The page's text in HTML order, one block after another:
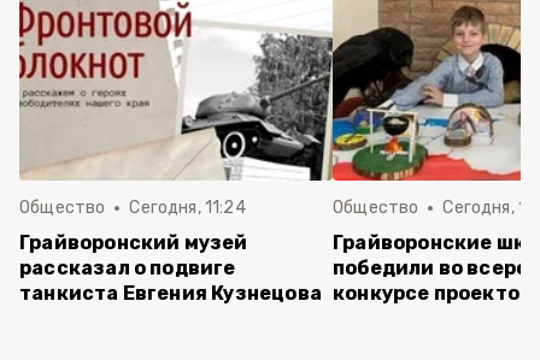
Общество Сегодня, 11:24
Грайворонский музей
рассказал о подвиге
танкиста Евгения Кузнецова
Общество Сегодня,
Грайворонские
победили во
конкурсе проектов